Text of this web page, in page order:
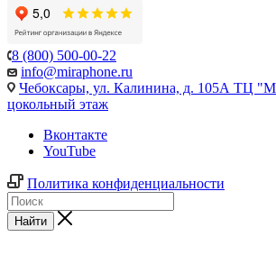
8 (800) 500-00-22
info@miraphone.ru
Чебоксары, ул. Калинина, д. 105А ТЦ
цокольный этаж
Вконтакте
YouTube
Политика конфиденциальности
Найти